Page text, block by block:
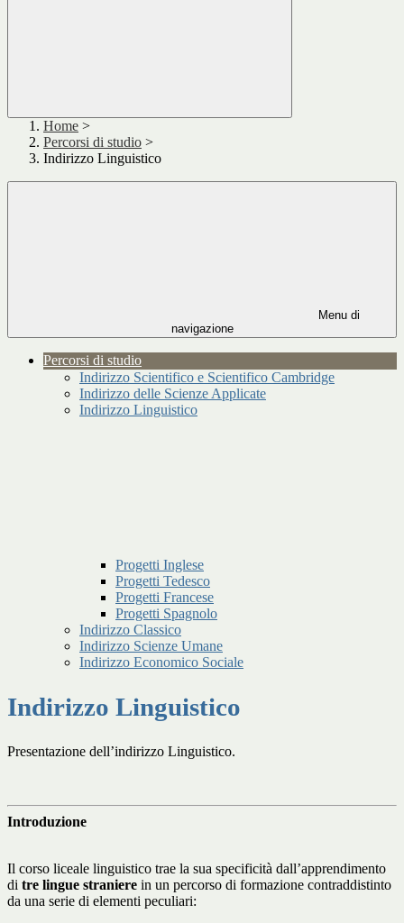
Home >
Percorsi di studio >
Indirizzo Linguistico
Menu di
navigazione
Percorsi di studio
Indirizzo Scientifico e Scientifico Cambridge
Indirizzo delle Scienze Applicate
Indirizzo Linguistico
Progetti Inglese
Progetti Tedesco
Progetti Francese
Progetti Spagnolo
Indirizzo Classico
Indirizzo Scienze Umane
Indirizzo Economico Sociale
Indirizzo Linguistico
Presentazione dell’indirizzo Linguistico.
Introduzione
Il corso liceale linguistico trae la sua specificità dall’apprendimento
di tre lingue straniere in un percorso di formazione contraddistinto
da una serie di elementi peculiari: